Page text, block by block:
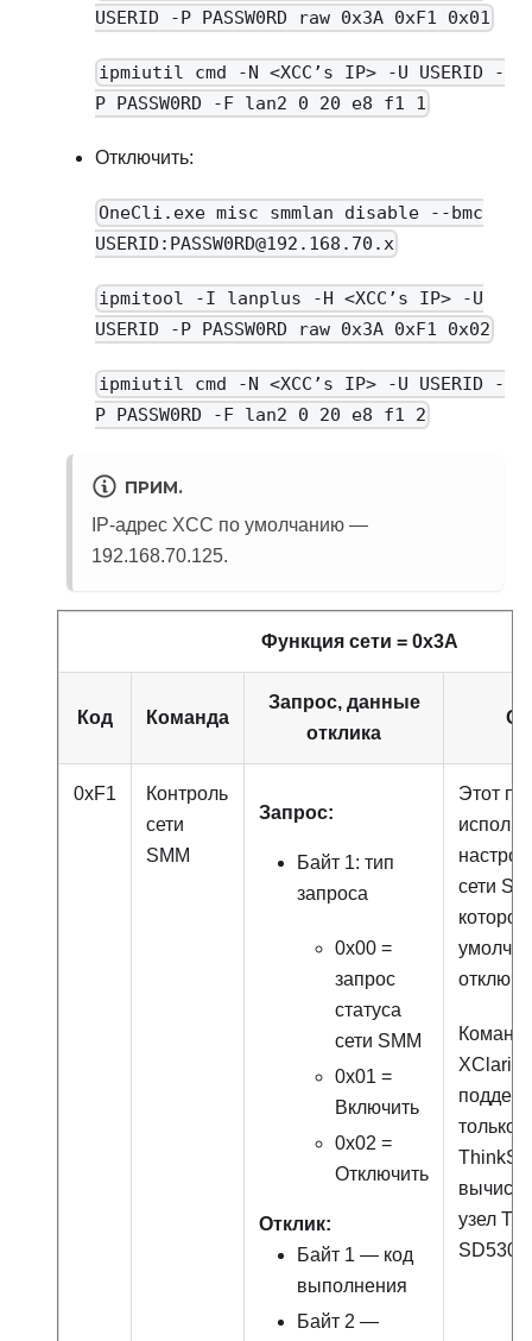
USERID -P PASSW0RD raw 0x3A 0xF1 0x01
ipmiutil cmd -N <XCC’s IP> -U USERID -
P PASSW0RD -F lan2 0 20 e8 f1 1
Отключить:
OneCli.exe misc smmlan disable --bmc
USERID:PASSW0RD@192.168.70.x
ipmitool -I lanplus -H <XCC’s IP> -U
USERID -P PASSW0RD raw 0x3A 0xF1 0x02
ipmiutil cmd -N <XCC’s IP> -U USERID -
P PASSW0RD -F lan2 0 20 e8 f1 2
ПРИМ.
IP-адрес XCC по умолчанию —
192.168.70.125.
Функция сети = 0x3A
Код Команда
Запрос, данные
отклика
0xF1
Контроль
сети
SMM
Запрос:
Байт 1: тип
запроса
0x00 =
запрос
статуса
сети SMM
0x01 =
Включить
0x02 =
Отключить
Отклик:
Байт 1 — код
выполнения
Байт 2 —
Этот
сети
XClarity
только
узел
SD530